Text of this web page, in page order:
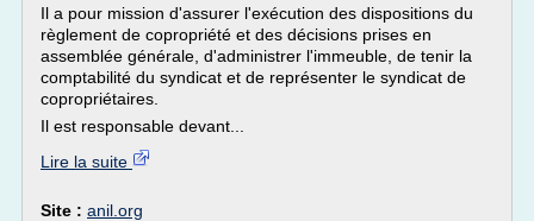
Il a pour mission d'assurer l'exécution des dispositions du
règlement de copropriété et des décisions prises en
assemblée générale, d'administrer l'immeuble, de tenir la
comptabilité du syndicat et de représenter le syndicat de
copropriétaires.
Il est responsable devant...
Lire la suite
Site : anil.org